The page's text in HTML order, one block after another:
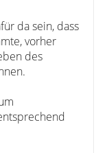
da sein, dass
vorher
des